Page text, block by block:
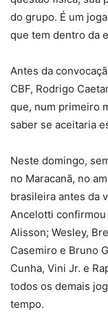
do grupo. É um
que tem dentro da
Antes da
CBF, Rodrigo
que, num primeiro
saber se aceitaria
Neste domingo,
no Maracanã, no
brasileira antes da
Ancelotti confirmou
Alisson; Wesley,
Casemiro e Bruno
Cunha, Vini Jr. e
todos os demais
tempo.